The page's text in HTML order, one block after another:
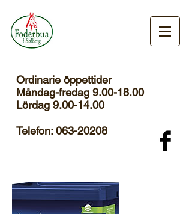
Ordinarie öppettider
Måndag-fredag 9.00-18.00
Lördag 9.00-14.00
Telefon:063-20208